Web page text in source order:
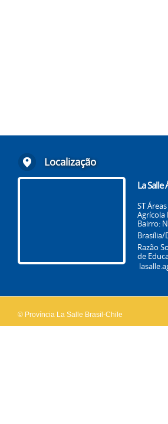
Localização
La Salle
ST
Agrícola
Bairro:
Brasília/
Razão
de
© Província La Salle Brasil-Chile